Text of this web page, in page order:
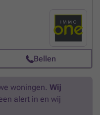
Bellen
woningen. Wij
alert in en wij